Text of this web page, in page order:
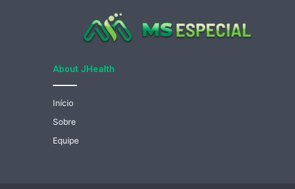
About JHealth
Início
Sobre
Equipe